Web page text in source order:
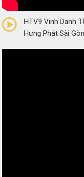
(0 Reviews)
HTV9 Vinh Danh
Hưng Phát Sài Gòn